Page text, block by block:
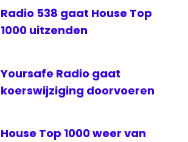
Radio 538 gaat House Top
1000 uitzenden
Yoursafe Radio gaat
koerswijziging doorvoeren
House Top 1000 weer van